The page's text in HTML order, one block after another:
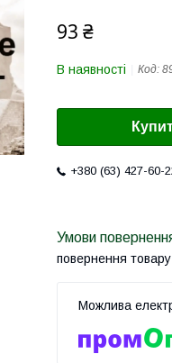
93 ₴
В наявності Код:
+380 (63) 427-60-
повернення